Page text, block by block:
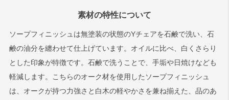
素材の特性について
ソープフィニッシュは無塗装の状態のYチェアを石鹸で洗い、石
鹸の油分を纏わせて仕上げています。オイルに比べ、白くさらり
とした印象が特徴です。石鹸で洗うことで、手垢や日焼けなども
軽減します。こちらのオーク材を使用したソープフィニッシュ
は、オークが持つ力強さと白木の軽やかさを兼ね揃えた、品のあ